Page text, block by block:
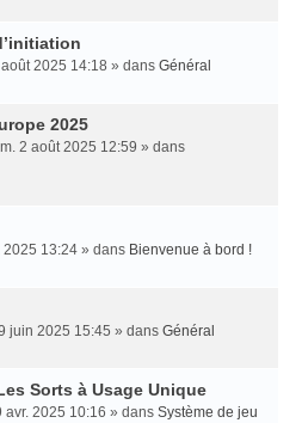
2025 14:18 » dans Général
2025
2 août 2025 12:59 » dans
2025 13:24 » dans Bienvenue à bord !
juin 2025 15:45 » dans Général
Sorts à Usage Unique
avr. 2025 10:16 » dans Système de jeu